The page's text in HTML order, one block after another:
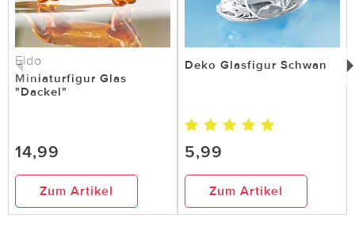
Eldo
Miniaturfigur Glas
"Dackel"
14,99
Zum Artikel
Deko Glasfigur Schwan
5,99
Zum Artikel